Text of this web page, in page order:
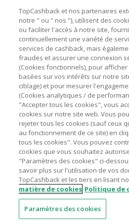
La validité et le montant du
marchands sur le montant hors
livraison/d’emballage/de service.
L'utilisation de plugins tels que
hole et VPN peut bloquer le suivi
Pour chaque nouvelle
TopCashback et cliquer sur le
pour accéder au site marchand
Assurez-vous que le lien
utilisé pour visiter le site
achat.
Tout compte impliqué dans des
frauduleuses pour manipuler le
clôturé et leur cashback
Astuces pour économiser
A propos de
Contactez-nous
Mentions légales
Nos sites UK US CN JP
TopCashback et nos partenaires
notre " ou " nos "), utilisent des
ou faciliter l'accès à notre site,
continuellement une variété de
services de cashback, mais
fraudes et assurer une connexion
(Cookies fonctionnels), pour
basées sur vos intérêts sur notre
ciblage) et pour mesurer
(Cookies analytiques / de
"Accepter tous les cookies", vous
cookies sur notre site web. Vous
rejeter tous les cookies (sauf ceux
au fonctionnement de ce site) en
tous les cookies". Vous pouvez
cookies que vous souhaitez
"Paramètres des cookies" ci-
savoir plus sur l'utilisation de vos
TopCashback et les tiers en lisant
matière de cookies Politique de
Paramètres des cookies